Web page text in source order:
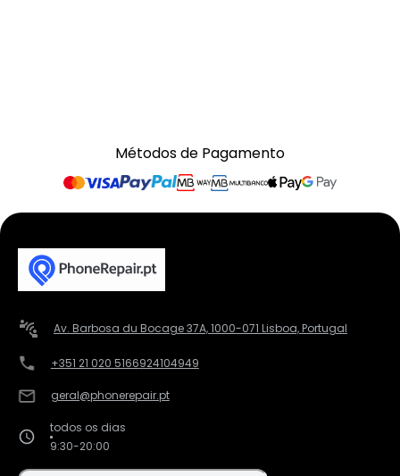
Métodos de Pagamento
Av. Barbosa du Bocage 37A, 1000-071 Lisboa, Portugal
+351 21 020 5166924104949
geral@phonerepair.pt
todos os dias
9:30-20:00